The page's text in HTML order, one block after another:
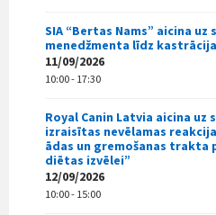
SIA “Bertas Nams” aicina uz
menedžmenta līdz
11/09/2026
10:00 - 17:30
Royal Canin Latvia aicina uz
izraisītas nevēlamas
ādas un gremošanas trakta
diētas izvēlei”
12/09/2026
10:00 - 15:00